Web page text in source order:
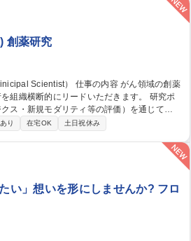
創薬研究
横断的にリードいただきます。 研究ポ
ス・新規モダリティ等の評価）を通じて、
続く次世代BGT (Breakthrough-generating
り 在宅OK 土日祝休み
い」想いを形にしませんか? フロ